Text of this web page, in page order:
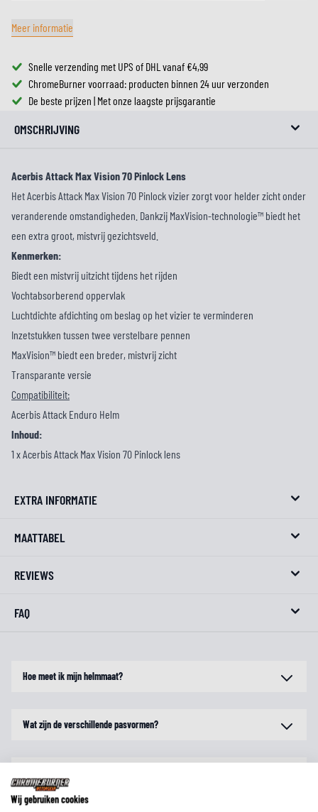
Meer informatie
Snelle verzending met UPS of DHL vanaf €4,99
ChromeBurner voorraad: producten binnen 24 uur verzonden
De beste prijzen | Met onze laagste prijsgarantie
OMSCHRIJVING
Acerbis Attack Max Vision 70 Pinlock Lens
Het Acerbis Attack Max Vision 70 Pinlock vizier zorgt voor helder zicht onder
veranderende omstandigheden. Dankzij MaxVision-technologie™ biedt het
een extra groot, mistvrij gezichtsveld.
Kenmerken:
Biedt een mistvrij uitzicht tijdens het rijden
Vochtabsorberend oppervlak
Luchtdichte afdichting om beslag op het vizier te verminderen
Inzetstukken tussen twee verstelbare pennen
MaxVision™ biedt een breder, mistvrij zicht
Transparante versie
Compatibiliteit:
Acerbis Attack Enduro Helm
Inhoud:
1 x Acerbis Attack Max Vision 70 Pinlock lens
EXTRA INFORMATIE
MAATTABEL
REVIEWS
FAQ
Hoe meet ik mijn helmmaat?
Wat zijn de verschillende pasvormen?
Wij gebruiken cookies